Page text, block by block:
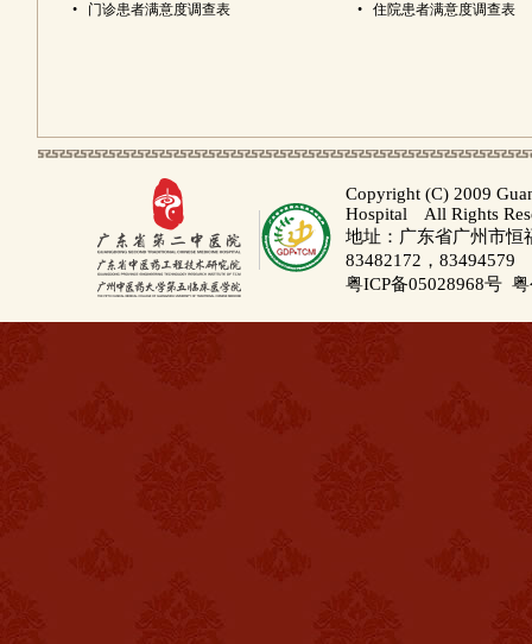
• 门诊患者满意度调查表 • 住院患者满意度调查表
Copyright (C) 2009
Hospital All Rights
地址：广东省广州市
83482172，83494579
粤ICP备05028968号